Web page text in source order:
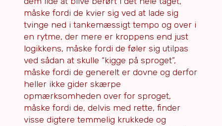
måske fordi de kvier sig ved at lade sig
tvinge ned i tankemæssigt tempo og over i
en rytme, der mere er kroppens end just
logikkens, måske fordi de føler sig utilpas
ved sådan at skulle “kigge på sproget”,
måske fordi de generelt er dovne og derfor
heller ikke gider skærpe
opmærksomheden over for sproget,
måske fordi de, delvis med rette, finder
visse digtere temmelig krukkede og